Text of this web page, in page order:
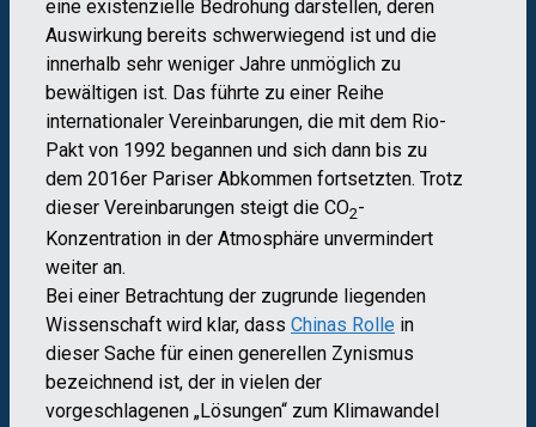
eine existenzielle Bedrohung darstellen, deren
Auswirkung bereits schwerwiegend ist und die
innerhalb sehr weniger Jahre unmöglich zu
bewältigen ist. Das führte zu einer Reihe
internationaler Vereinbarungen, die mit dem Rio-
Pakt von 1992 begannen und sich dann bis zu
dem 2016er Pariser Abkommen fortsetzten. Trotz
dieser Vereinbarungen steigt die CO2-
Konzentration in der Atmosphäre unvermindert
weiter an.
Bei einer Betrachtung der zugrunde liegenden
Wissenschaft wird klar, dass Chinas Rolle in
dieser Sache für einen generellen Zynismus
bezeichnend ist, der in vielen der
vorgeschlagenen „Lösungen“ zum Klimawandel